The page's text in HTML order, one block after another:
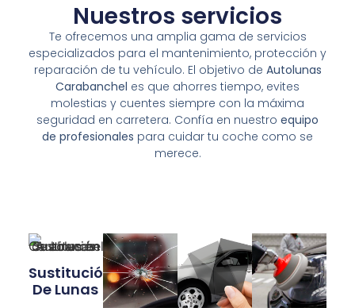
Nuestros servicios
Te ofrecemos una amplia gama de servicios
especializados para el mantenimiento, protección y
reparación de tu vehículo. El objetivo de Autolunas
Carabanchel es que ahorres tiempo, evites
molestias y cuentes siempre con la máxima
seguridad en carretera. Confía en nuestro equipo
de profesionales para cuidar tu coche como se
merece.
Sustitución
De Lunas